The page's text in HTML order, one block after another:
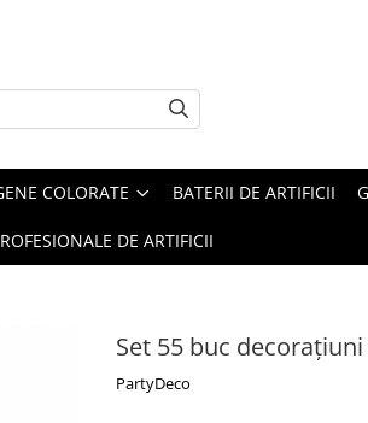
COLORATE BATERII DE ARTIFICII
DE ARTIFICII
Set 55 buc
PartyDeco